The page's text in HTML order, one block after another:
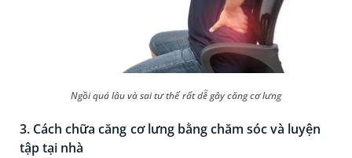
Ngồi quá lâu và sai tư thế rất dễ gây căng cơ lưng
3. Cách chữa căng cơ lưng bằng chăm sóc và luyện
tập tại nhà